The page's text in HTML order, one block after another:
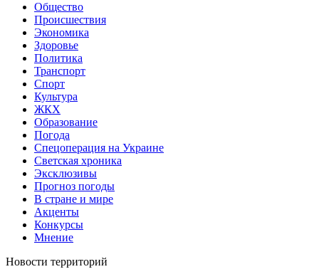
Общество
Происшествия
Экономика
Здоровье
Политика
Транспорт
Спорт
Культура
ЖКХ
Образование
Погода
Спецоперация на Украине
Светская хроника
Эксклюзивы
Прогноз погоды
В стране и мире
Акценты
Конкурсы
Мнение
Новости территорий